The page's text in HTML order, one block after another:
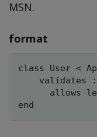
MSN.
format
class User <
validates
allows